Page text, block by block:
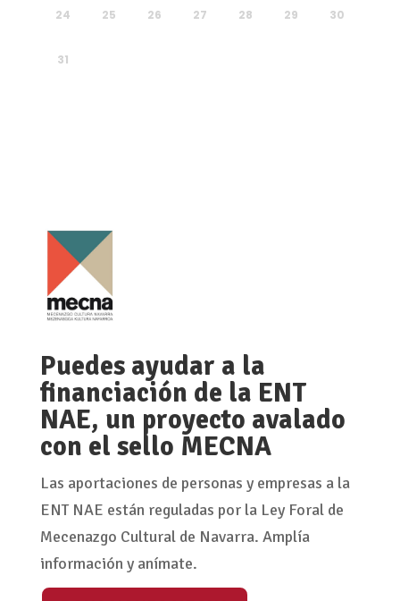
24 25 26 27 28 29 30
31
Puedes ayudar a la
financiación de la ENT
NAE, un proyecto avalado
con el sello MECNA
Las aportaciones de personas y empresas a la
ENT NAE están reguladas por la Ley Foral de
Mecenazgo Cultural de Navarra. Amplía
información y anímate.